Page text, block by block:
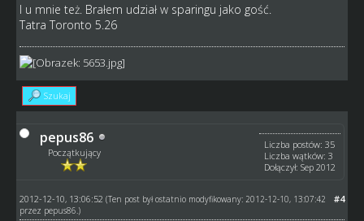
I u mnie też. Brałem udział w sparingu jako gość.
Tatra Toronto 5.26
Szukaj
pepus86
Początkujący
Liczba postów: 35
Liczba wątków: 3
Dołączył: Sep 2012
#4
2012-12-10, 13:06:52 (Ten post był ostatnio modyfikowany: 2012-12-10, 13:07:42
przez pepus86 .)